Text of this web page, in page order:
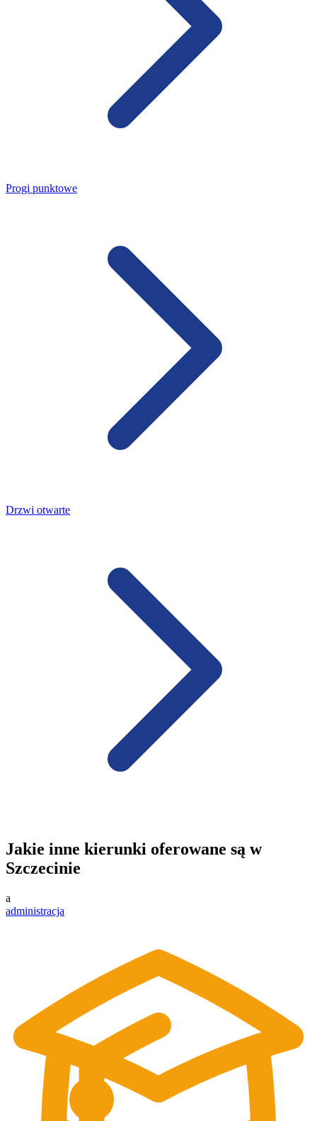
Progi punktowe
Drzwi otwarte
Jakie inne kierunki oferowane są w
Szczecinie
a
administracja